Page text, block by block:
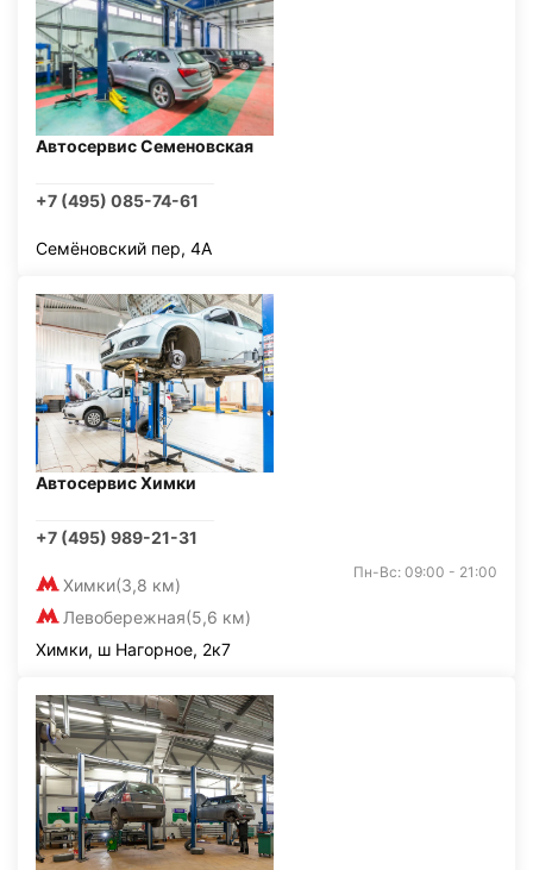
Автосервис Семеновская
+7 (495) 085-74-61
Семёновский пер, 4А
Автосервис Химки
+7 (495) 989-21-31
Химки(3,8 км)
Левобережная(5,6 км)
Пн-Вс: 09:00 - 21:00
Химки, ш Нагорное, 2к7